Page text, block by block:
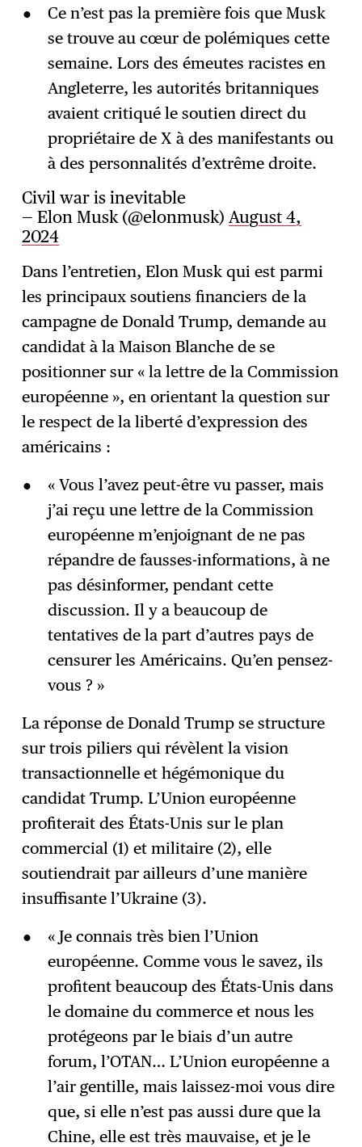
Ce n’est pas la première fois que Musk
se trouve au cœur de polémiques cette
semaine. Lors des émeutes racistes en
Angleterre, les autorités britanniques
avaient critiqué le soutien direct du
propriétaire de X à des manifestants ou
à des personnalités d’extrême droite.
Civil war is inevitable
— Elon Musk (@elonmusk)August 4,
2024
Dans l’entretien, Elon Musk qui est parmi
les principaux soutiens financiers de la
campagne de Donald Trump, demande au
candidat à la Maison Blanche de se
positionner sur « la lettre de la Commission
européenne », en orientant la question sur
le respect de la liberté d’expression des
américains :
« Vous l’avez peut-être vu passer, mais
j’ai reçu une lettre de la Commission
européenne m’enjoignant de ne pas
répandre de fausses-informations, à ne
pas désinformer, pendant cette
discussion. Il y a beaucoup de
tentatives de la part d’autres pays de
censurer les Américains. Qu’en pensez-
vous ? »
La réponse de Donald Trump se structure
sur trois piliers qui révèlent la vision
transactionnelle et hégémonique du
candidat Trump. L’Union européenne
profiterait des États-Unis sur le plan
commercial (1) et militaire (2), elle
soutiendrait par ailleurs d’une manière
insuffisante l’Ukraine (3).
« Je connais très bien l’Union
européenne. Comme vous le savez, ils
profitent beaucoup des États-Unis dans
le domaine du commerce et nous les
protégeons par le biais d’un autre
forum, l’OTAN… L’Union européenne a
l’air gentille, mais laissez-moi vous dire
que, si elle n’est pas aussi dure que la
Chine, elle est très mauvaise, et je le